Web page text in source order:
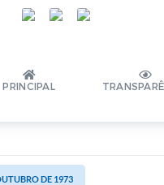
PRINCIPAL
DE 1973